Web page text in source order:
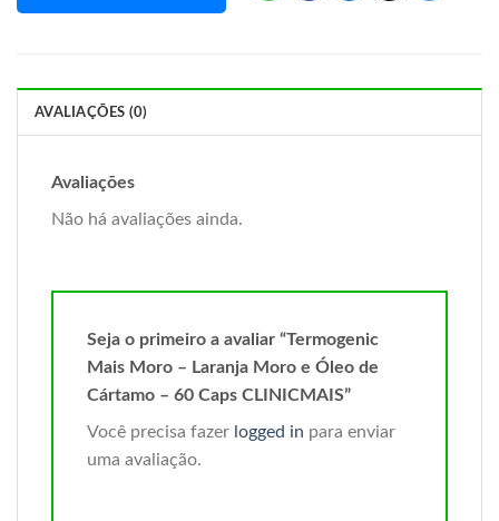
AVALIAÇÕES (0)
Avaliações
Não há avaliações ainda.
Seja o primeiro a avaliar “Termogenic
Mais Moro – Laranja Moro e Óleo de
Cártamo – 60 Caps CLINICMAIS”
Você precisa fazer logged in para enviar
uma avaliação.